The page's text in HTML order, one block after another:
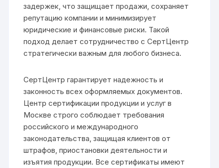
задержек, что защищает продажи, сохраняет
репутацию компании и минимизирует
юридические и финансовые риски. Такой
подход делает сотрудничество с СертЦентр
стратегически важным для любого бизнеса.
СертЦентр гарантирует надежность и
законность всех оформляемых документов.
Центр сертификации продукции и услуг в
Москве строго соблюдает требования
российского и международного
законодательства, защищая клиентов от
штрафов, приостановки деятельности и
изъятия продукции. Все сертификаты имеют